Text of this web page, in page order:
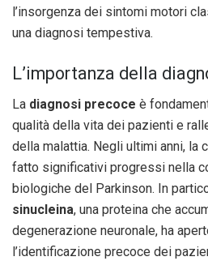
l’insorgenza dei sintomi motori
una diagnosi tempestiva.
L’importanza della
La diagnosi precoce è
qualità della vita dei pazienti e
della malattia. Negli ultimi anni, la
fatto significativi progressi nella
biologiche del Parkinson. In
sinucleina, una proteina che
degenerazione neuronale, ha
l’identificazione precoce dei